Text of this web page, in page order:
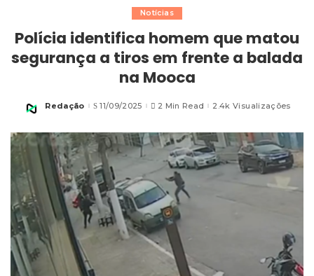
Notícias
Polícia identifica homem que matou
segurança a tiros em frente a balada
na Mooca
Posted
Redação 11/09/2025 2 Min Read 2.4k Visualizações